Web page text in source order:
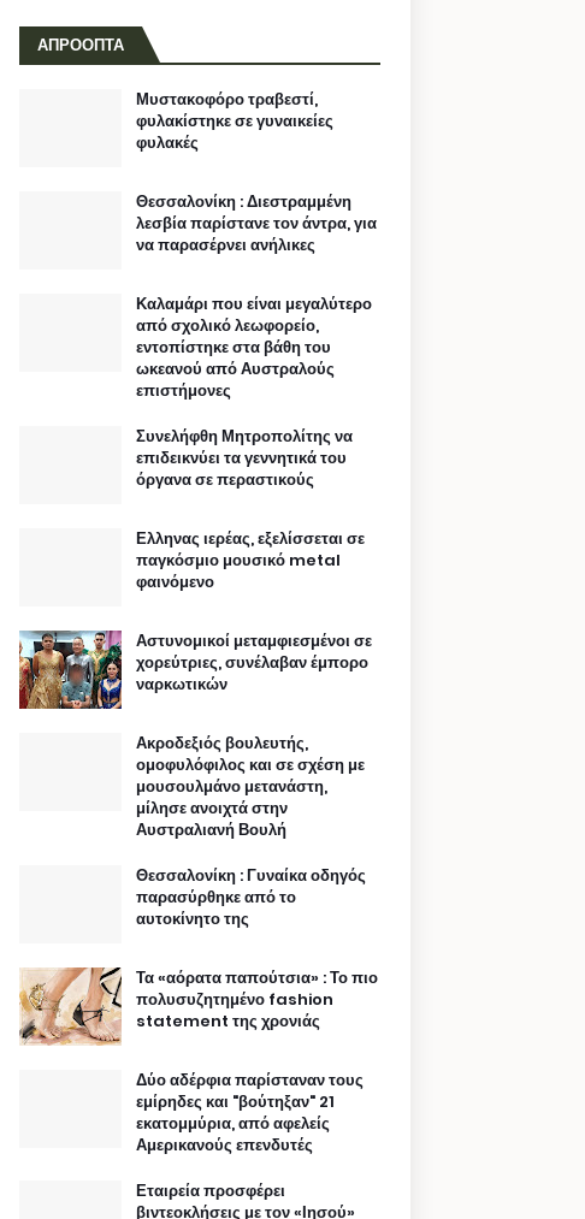
ΑΠΡΟΟΠΤΑ
Μυστακοφόρο τραβεστί,
φυλακίστηκε σε γυναικείες
φυλακές
Θεσσαλονίκη : Διεστραμμένη
λεσβία παρίστανε τον άντρα, για
να παρασέρνει ανήλικες
Καλαμάρι που είναι μεγαλύτερο
από σχολικό λεωφορείο,
εντοπίστηκε στα βάθη του
ωκεανού από Αυστραλούς
επιστήμονες
Συνελήφθη Μητροπολίτης να
επιδεικνύει τα γεννητικά του
όργανα σε περαστικούς
Ελληνας ιερέας, εξελίσσεται σε
παγκόσμιο μουσικό metal
φαινόμενο
Αστυνομικοί μεταμφιεσμένοι σε
χορεύτριες, συνέλαβαν έμπορο
ναρκωτικών
Ακροδεξιός βουλευτής,
ομοφυλόφιλος και σε σχέση με
μουσουλμάνο μετανάστη,
μίλησε ανοιχτά στην
Αυστραλιανή Βουλή
Θεσσαλονίκη : Γυναίκα οδηγός
παρασύρθηκε από το
αυτοκίνητο της
Τα «αόρατα παπούτσια» : Το πιο
πολυσυζητημένο fashion
statement της χρονιάς
Δύο αδέρφια παρίσταναν τους
εμίρηδες και "βούτηξαν" 21
εκατομμύρια, από αφελείς
Αμερικανούς επενδυτές
Εταιρεία προσφέρει
βιντεοκλήσεις με τον «Ιησού»